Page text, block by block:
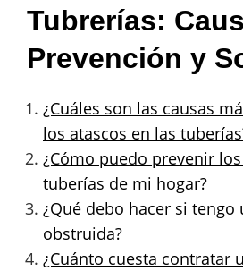
Tubrerías:
Prevención y
¿Cuáles son las causas
los atascos en las
¿Cómo puedo prevenir
tuberías de mi hogar?
¿Qué debo hacer si tengo
obstruida?
¿Cuánto cuesta contratar